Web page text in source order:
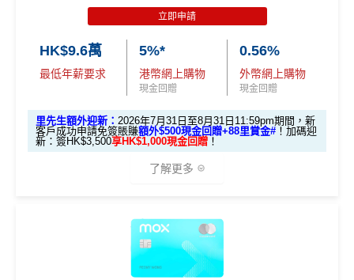
Apple Pay及Google Pay簽賬可享高達10%回贈
HK$500回贈！
以上加埋，迎新期內合共可享高達
立即下載「AEON HK」手機App並輸入：
MILEWAKU
： MrMiles.hk/aeon-wakuwa
ku-form/
#每1里賞金 ≈ HK$1，可兌換FPS轉數快回贈！詳情：
aPvoCRjPBh9 基本迎新：
推廣期：2026年1月1日至12月31日
迎新優惠：批卡後60日內累積簽賬滿HK$5,000，新客
+FUN Dollars
迎舊優惠：現有恒生卡客戶都有$300 +FUN Dollars！
全日制大學/大專學生於批卡後首60日內累積簽賬滿HK
$2,000都有迎新優惠！
海外外幣簽賬可享高達6% +FUN Dollars回贈
限$500 +FUN Dollars！^
#每1里賞金 ≈ HK$1，可兌換FPS轉數快回贈！詳情
es.hk/mmcredit
全新信用卡客戶基本迎新：
基本迎新賺$300 「獎賞錢」
啟動新卡後再成功申請「現金套現」分期計劃，獲批
金額達港幣20,000元或以上，並選擇12個月或以上還
加總以上，迎新合共賺高達$500「獎賞錢」(相等於5,0
：於合資格信用卡批核日起計之過去12個月
立即申請
HK$9.6萬
最低年薪要求
5%*
港幣網上購物
現金回贈
0.56%
外幣網上購物
現金回贈
里先生額外迎新： 2026年7月31日至8月31日11:59pm期間，新
客戶成功申請免簽賬賺額外$500現金回贈+88里賞金# ！ 加碼迎
新：簽HK$3,500享HK$1,000現金回贈 ！
了解更多
渣打Smart 卡迎新｜賺高達HK$1,500